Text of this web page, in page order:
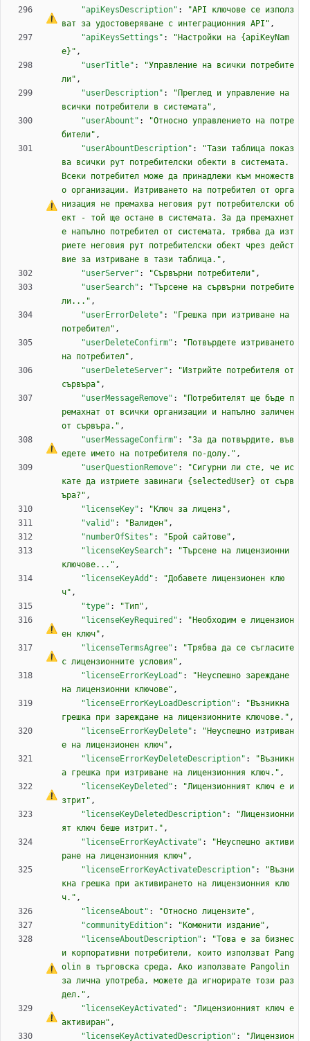
"apiKeysDescription" : "API ключове се използ
ват за удостоверяване с интеграционния API" ,
"apiKeysSettings" :
"Настройки на {apiKeyNam
e}" ,
"userTitle" :
"Управление на всички потребите
ли" ,
"userDescription" :
"Преглед и управление на
всички потребители в системата" ,
"userAbount" :
"Относно управлението на потре
бители" ,
"userAbountDescription" :
"Тази таблица показ
ва всички рут потребителски обекти в системата.
Всеки потребител може да принадлежи към множеств
о организации. Изтриването на потребител от орга
низация не премахва неговия рут потребителски об
ект - той ще остане в системата. За да премахнет
е напълно потребител от системата, трябва да изт
риете неговия рут потребителски обект чрез дейст
вие за изтриване в тази таблица." ,
"userServer" : "Сървърни потребители" ,
"userSearch" :
"Търсене на сървърни потребите
ли..." ,
"userErrorDelete" :
"Грешка при изтриване на
потребител" ,
"userDeleteConfirm" :
"Потвърдете изтриването
на потребител" ,
"userDeleteServer" :
"Изтрийте потребителя от
сървъра" ,
"userMessageRemove" :
"Потребителят ще бъде п
ремахнат от всички организации и напълно заличен
от сървъра." ,
"userMessageConfirm" : "За да потвърдите, във
едете името на потребителя по-долу." ,
"userQuestionRemove" :
"Сигурни ли сте, че ис
кате да изтриете завинаги {selectedUser} от сърв
ъра?" ,
"licenseKey" : "Ключ за лиценз" ,
"valid" : "Валиден" ,
"numberOfSites" : "Брой сайтове" ,
"licenseKeySearch" :
"Търсене на лицензионни
ключове..." ,
"licenseKeyAdd" :
"Добавете лицензионен клю
ч" ,
"type" : "Тип" ,
"licenseKeyRequired" : "Необходим е лицензион
ен ключ" ,
"licenseTermsAgree" : "Трябва да се
с лицензионните условия" ,
"licenseErrorKeyLoad" :
"Неуспешно зареждане
на лицензионни ключове" ,
"licenseErrorKeyLoadDescription" :
"Възникна
грешка при зареждане на лицензионните ключове." ,
"licenseErrorKeyDelete" :
"Неуспешно изтриван
е на лицензионен ключ" ,
"licenseErrorKeyDeleteDescription" :
"Възникн
а грешка при изтриване на лицензионния ключ." ,
"licenseKeyDeleted" : "Лицензионният ключ е и
зтрит" ,
"licenseKeyDeletedDescription" :
"Лицензионни
ят ключ беше изтрит." ,
"licenseErrorKeyActivate" :
"Неуспешно активи
ране на лицензионния ключ" ,
"licenseErrorKeyActivateDescription" :
"Възни
кна грешка при активирането на лицензионния клю
ч." ,
"licenseAbout" : "Относно лицензите" ,
"communityEdition" : "Комюнити издание" ,
"licenseAboutDescription" : "Това е за бизнес
и корпоративни потребители, които използват Pang
olin в търговска среда. Ако използвате Pangolin
за лична употреба, можете да игнорирате този раз
дел." ,
"licenseKeyActivated" : "Лицензионният ключ е
активиран" ,
"licenseKeyActivatedDescription" :
"Лицензион